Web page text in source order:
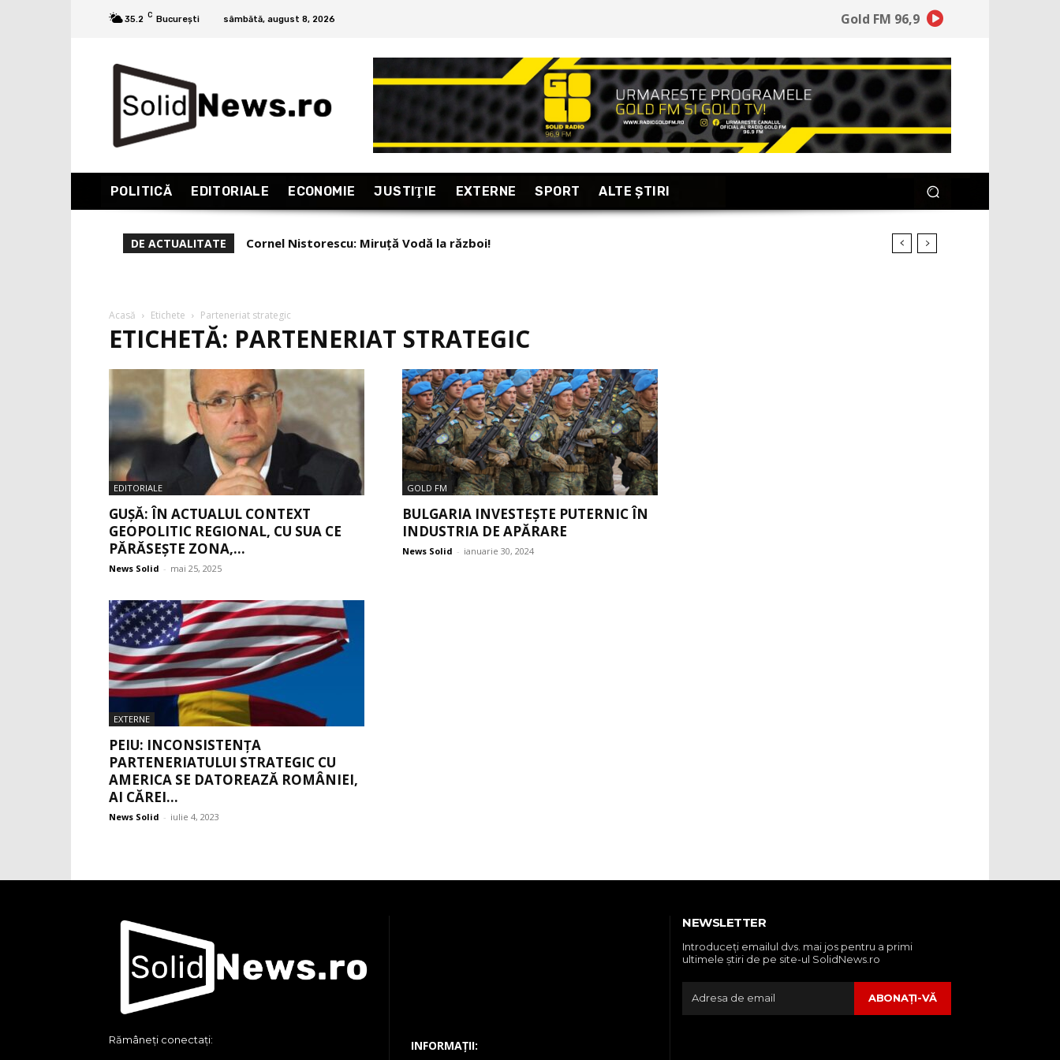
35.2 C București sâmbătă, august 8, 2026 Gold FM 96,9
POLITICĂ EDITORIALE ECONOMIE JUSTIŢIE EXTERNE SPORT ALTE ŞTIRI
DE ACTUALITATE Cornel Nistorescu: Miruță Vodă la război!
Acasă Etichete Parteneriat strategic
ETICHETĂ: PARTENERIAT STRATEGIC
EDITORIALE
GUȘĂ: ÎN ACTUALUL CONTEXT
GEOPOLITIC REGIONAL, CU SUA CE
PĂRĂSEȘTE ZONA,...
News Solid - mai 25, 2025
GOLD FM
BULGARIA INVESTEȘTE PUTERNIC ÎN
INDUSTRIA DE APĂRARE
News Solid - ianuarie 30, 2024
EXTERNE
PEIU: INCONSISTENȚA
PARTENERIATULUI STRATEGIC CU
AMERICA SE DATOREAZĂ ROMÂNIEI,
AI CĂREI...
News Solid - iulie 4, 2023
Rămâneți conectați: INFORMAȚII:
NEWSLETTER
Introduceţi emailul dvs. mai jos pentru a primi
ultimele ştiri de pe site-ul SolidNews.ro
ABONAŢI-VĂ